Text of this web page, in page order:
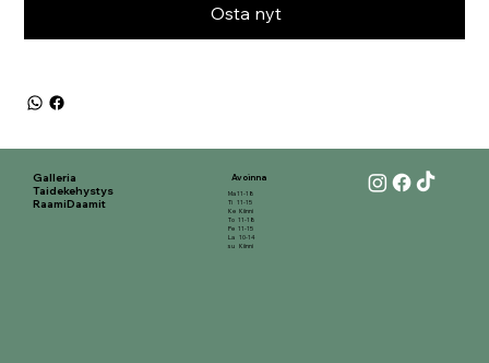
Osta nyt
Galleria
Taidekehystys
RaamiDaamit
Ma 11-18
Ti 11-15
Ke Kiinni
To 11-18
Pe 11-15
La 10-14
su Kiinni
Avoinna